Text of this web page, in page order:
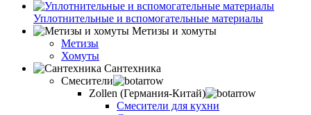
Уплотнительные и вспомогательные материалы
Метизы и хомуты
Метизы
Хомуты
Сантехника
Смесители
Zollen (Германия-Китай)
Смесители для кухни